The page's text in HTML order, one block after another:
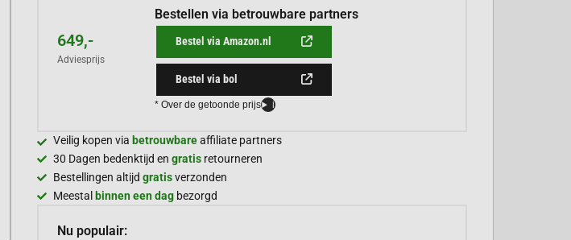
649,-
Adviesprijs
Bestellen via betrouwbare partners
Bestel via Amazon.nl
Bestel via bol
* Over de getoonde prijs i
Veilig kopen via betrouwbareaffiliate partners
30 Dagen bedenktijd en gratis retourneren
Bestellingen altijd gratisverzonden
Meestal binnen een dag bezorgd
Nu populair: